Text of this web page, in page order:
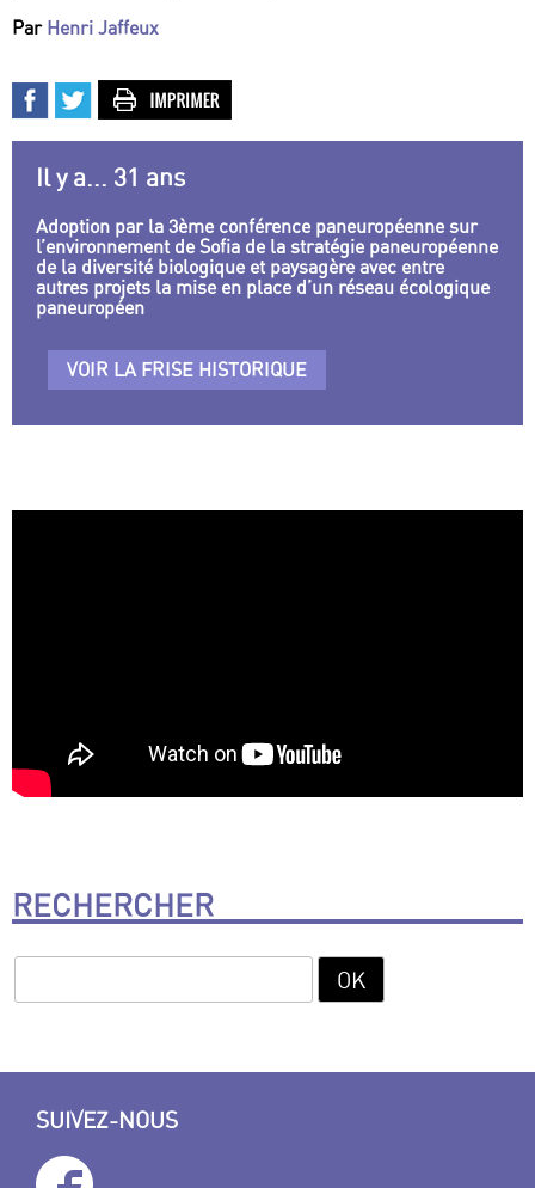
Par Henri Jaffeux
Il y a... 31 ans
Adoption par la 3ème conférence paneuropéenne sur
l’environnement de Sofia de la stratégie paneuropéenne
de la diversité biologique et paysagère avec entre
autres projets la mise en place d’un réseau écologique
paneuropéen
VOIR LA FRISE HISTORIQUE
RECHERCHER
SUIVEZ-NOUS